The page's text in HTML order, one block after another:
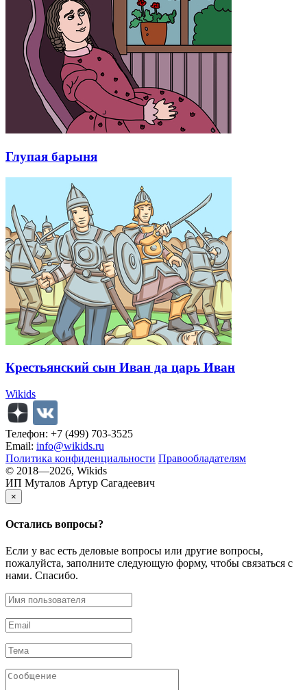
Глупая барыня
Крестьянский сын Иван да царь Иван
Wikids
Телефон: +7 (499) 703-3525
Email: info@wikids.ru
Политика конфиденциальности Правообладателям
© 2018—2026, Wikids
ИП Муталов Артур Сагадеевич
×
Остались вопросы?
Если у вас есть деловые вопросы или другие вопросы,
пожалуйста, заполните следующую форму, чтобы связаться с
нами. Спасибо.